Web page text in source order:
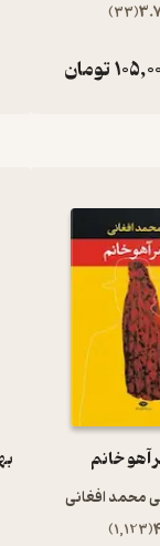
(
33
)
تومان
آهو خانم
محمد افغانی
4
(
1,123
)